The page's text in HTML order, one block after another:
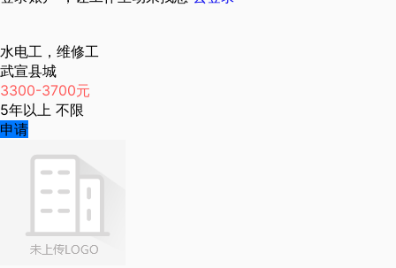
水电工，维修工
武宣县城
3300-3700元
5年以上 不限
申请